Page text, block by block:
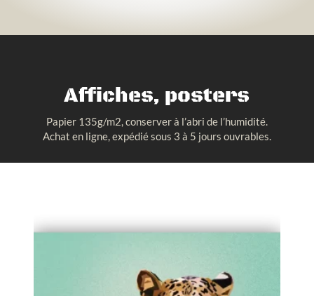
Affiches, posters
Papier 135g/m2, conserver à l’abri de l’humidité.
Achat en ligne, expédié sous 3 à 5 jours ouvrables.